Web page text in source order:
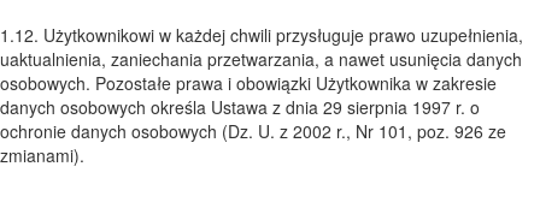
1.12. Użytkownikowi w każdej chwili przysługuje prawo uzupełnienia,
uaktualnienia, zaniechania przetwarzania, a nawet usunięcia danych
osobowych. Pozostałe prawa i obowiązki Użytkownika w zakresie
danych osobowych określa Ustawa z dnia 29 sierpnia 1997 r. o
ochronie danych osobowych (Dz. U. z 2002 r., Nr 101, poz. 926 ze
zmianami).